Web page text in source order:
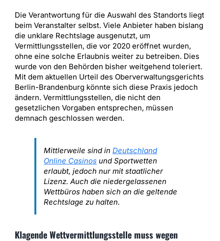
Die Verantwortung für die Auswahl des Standorts liegt
beim Veranstalter selbst. Viele Anbieter haben bislang
die unklare Rechtslage ausgenutzt, um
Vermittlungsstellen, die vor 2020 eröffnet wurden,
ohne eine solche Erlaubnis weiter zu betreiben. Dies
wurde von den Behörden bisher weitgehend toleriert.
Mit dem aktuellen Urteil des Oberverwaltungsgerichts
Berlin-Brandenburg könnte sich diese Praxis jedoch
ändern. Vermittlungsstellen, die nicht den
gesetzlichen Vorgaben entsprechen, müssen
demnach geschlossen werden.
Mittlerweile sind in Deutschland
Online Casinosund Sportwetten
erlaubt, jedoch nur mit staatlicher
Lizenz. Auch die niedergelassenen
Wettbüros haben sich an die geltende
Rechtslage zu halten.
Klagende Wettvermittlungsstelle muss wegen